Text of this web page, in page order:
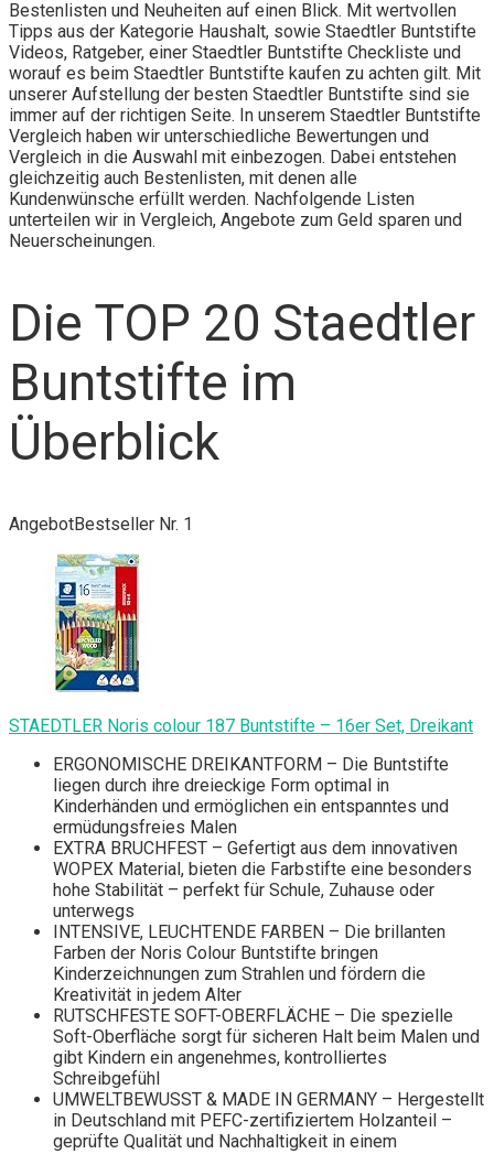
Bestenlisten und Neuheiten auf einen Blick. Mit wertvollen
Tipps aus der Kategorie Haushalt, sowie Staedtler Buntstifte
Videos, Ratgeber, einer Staedtler Buntstifte Checkliste und
worauf es beim Staedtler Buntstifte kaufen zu achten gilt. Mit
unserer Aufstellung der besten Staedtler Buntstifte sind sie
immer auf der richtigen Seite. In unserem Staedtler Buntstifte
Vergleich haben wir unterschiedliche Bewertungen und
Vergleich in die Auswahl mit einbezogen. Dabei entstehen
gleichzeitig auch Bestenlisten, mit denen alle
Kundenwünsche erfüllt werden. Nachfolgende Listen
unterteilen wir in Vergleich, Angebote zum Geld sparen und
Neuerscheinungen.
Die TOP 20 Staedtler
Buntstifte im
Überblick
AngebotBestseller Nr. 1
STAEDTLER Noris colour 187 Buntstifte – 16er Set, Dreikant
ERGONOMISCHE DREIKANTFORM – Die Buntstifte
liegen durch ihre dreieckige Form optimal in
Kinderhänden und ermöglichen ein entspanntes und
ermüdungsfreies Malen
EXTRA BRUCHFEST – Gefertigt aus dem innovativen
WOPEX Material, bieten die Farbstifte eine besonders
hohe Stabilität – perfekt für Schule, Zuhause oder
unterwegs
INTENSIVE, LEUCHTENDE FARBEN – Die brillanten
Farben der Noris Colour Buntstifte bringen
Kinderzeichnungen zum Strahlen und fördern die
Kreativität in jedem Alter
RUTSCHFESTE SOFT-OBERFLÄCHE – Die spezielle
Soft-Oberfläche sorgt für sicheren Halt beim Malen und
gibt Kindern ein angenehmes, kontrolliertes
Schreibgefühl
UMWELTBEWUSST & MADE IN GERMANY – Hergestellt
in Deutschland mit PEFC-zertifiziertem Holzanteil –
geprüfte Qualität und Nachhaltigkeit in einem